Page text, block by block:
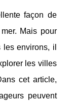
façon de
Mais pour
environs, il
les villes
cet article,
peuvent